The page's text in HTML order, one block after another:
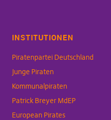
INSTITUTIONEN
Piratenpartei Deutschland
Junge Piraten
Kommunalpiraten
Patrick Breyer MdEP
European Pirates